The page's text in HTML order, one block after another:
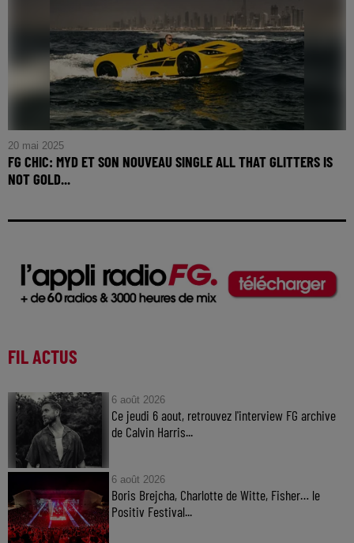
20 mai 2025
FG CHIC: MYD ET SON NOUVEAU SINGLE ALL THAT GLITTERS IS
NOT GOLD...
FIL ACTUS
6 août 2026
Ce jeudi 6 aout, retrouvez l'interview FG archive
de Calvin Harris...
6 août 2026
Boris Brejcha, Charlotte de Witte, Fisher… le
Positiv Festival...